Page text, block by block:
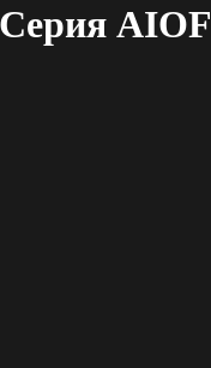
Серия AIOF